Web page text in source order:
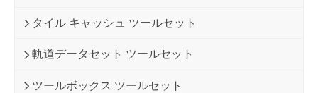
タイル キャッシュ ツールセット
軌道データセット ツールセット
ツールボックス ツールセット